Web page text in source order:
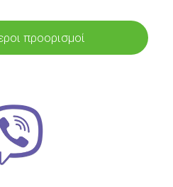
προορισμοί